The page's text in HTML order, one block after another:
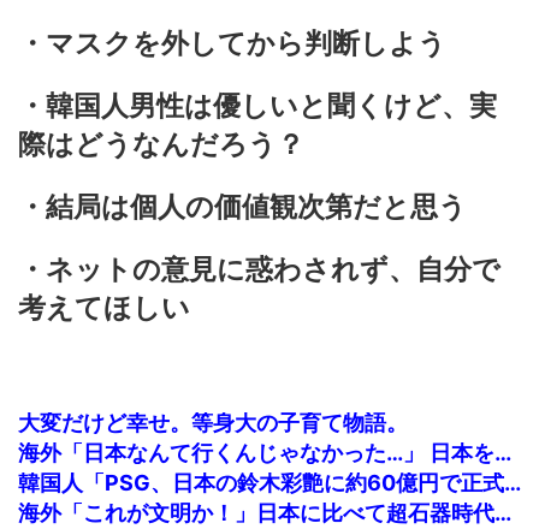
・マスクを外してから判断しよう
・韓国人男性は優しいと聞くけど、実
際はどうなんだろう？
・結局は個人の価値観次第だと思う
・ネットの意見に惑わされず、自分で
考えてほしい
大変だけど幸せ。等身大の子育て物語。
海外「日本なんて行くんじゃなかった…」 日本を知ってしまったディズニー信者、帰国後『本家』に失望する事態に
韓国人「PSG、日本の鈴木彩艶に約60億円で正式オファー・・・」→「あいつがそれほどなのか（ブルブル）」「レギュラーとして出れるとは思わないけど、それでもやっぱり羨ましいね」
海外「これが文明か！」日本に比べて超石器時代だった英国に海外が大騒ぎ